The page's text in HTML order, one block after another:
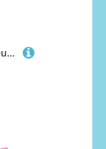
alles-meine.de GmbH A4 - Zeugnismappe/Dokumentenmappe - Zeugnisse Globus & Erde - 3D Metallic Effekt - grün/dunkelgrün - GEBUNDEN mit 20 festen Seiten- A 4 - Zeugni..